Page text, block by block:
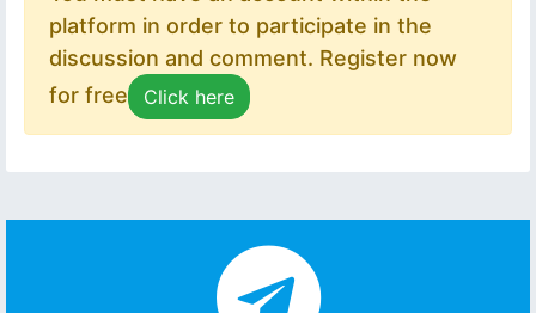
platform in order to participate in the
discussion and comment. Register now
for free
Click here